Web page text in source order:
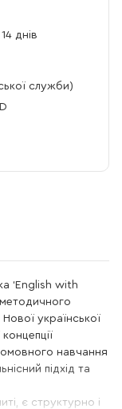
днів
служби)
‘English with
української
навчання
підхід та
є структурно і